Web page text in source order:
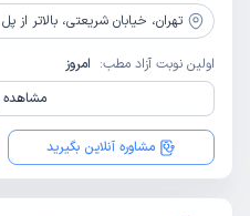
تهران، خیابان شریعتی، بالاتر از پل رومی،
اولین نوبت آزاد مطب: امروز
مشاهده
مشاوره آنلاین بگیرید